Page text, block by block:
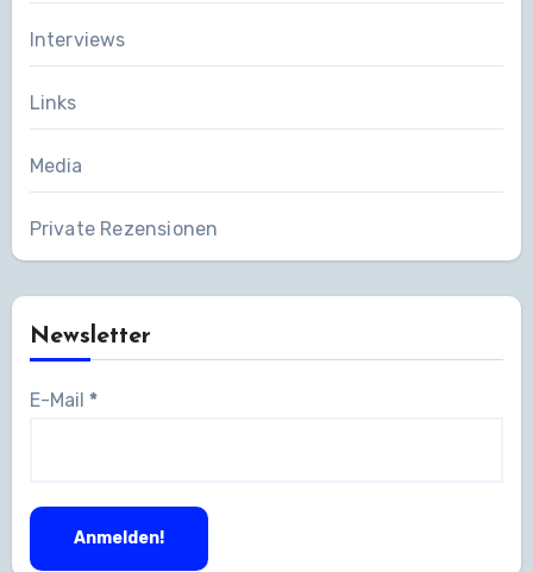
Interviews
Links
Media
Private Rezensionen
Newsletter
E-Mail *